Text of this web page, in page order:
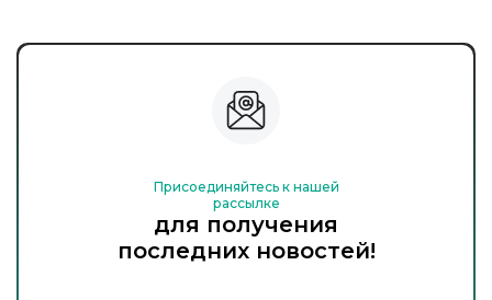
Присоединяйтесь к нашей
рассылке
для получения
последних новостей!